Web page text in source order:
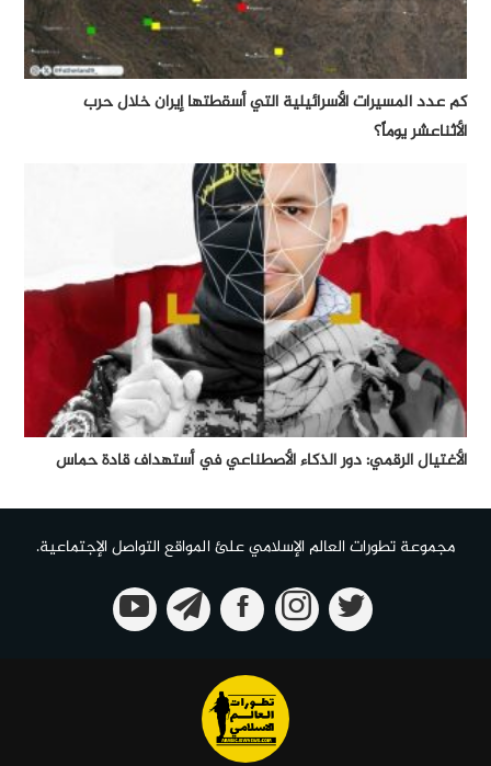
كم عدد المسيرات الأسرائيلية التي أسقطتها إيران خلال حرب
الأثناعشر يوماً؟
الأغتيال الرقمي: دور الذكاء الأصطناعي في أستهداف قادة حماس
مجموعة تطورات العالم الإسلامي علئ المواقع التواصل الإجتماعية.